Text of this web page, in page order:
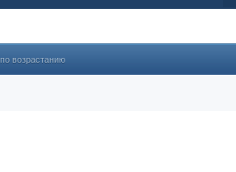
по возрастанию